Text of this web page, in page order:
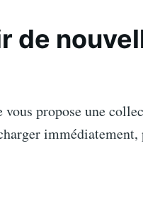
de
vous propose une